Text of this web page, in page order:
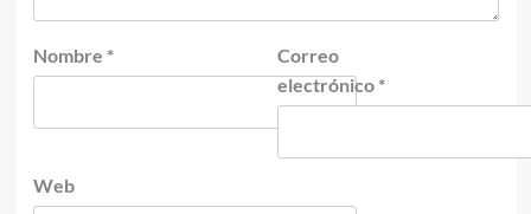
Nombre *
Correo
electrónico *
Web